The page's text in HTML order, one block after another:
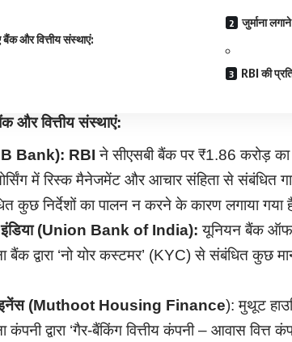
बैंक और वित्तीय संस्थाएं:
जुर्माना
RBI की
और वित्तीय संस्थाएं:
Bank): RBI ने सीएसबी बैंक पर ₹1.86 करोड़ का
में रिस्क मैनेजमेंट और आचार संहिता से संबंधित
कुछ निर्देशों का पालन न करने के कारण लगाया गया
(Union Bank of India): यूनियन बैंक ऑफ
बैंक द्वारा ‘नो योर कस्टमर’ (KYC) से संबंधित
(Muthoot Housing Finance): मुथूट
कंपनी द्वारा ‘गैर-बैंकिंग वित्तीय कंपनी – आवास